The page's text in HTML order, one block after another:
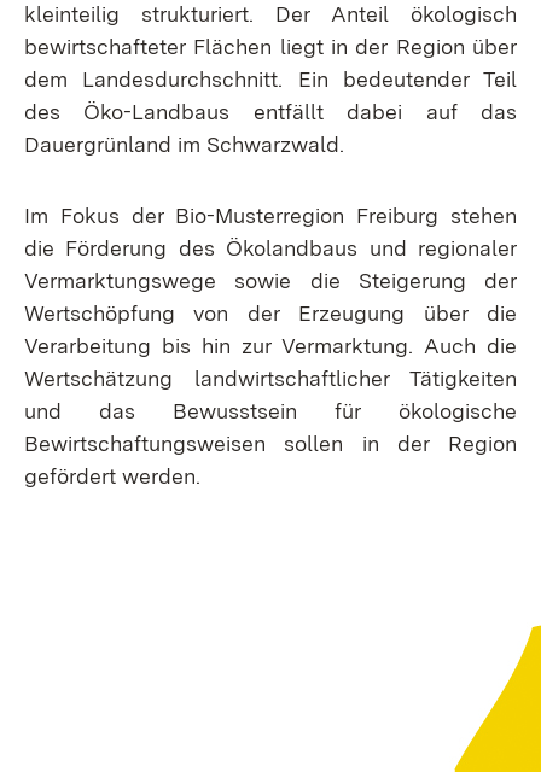
kleinteilig strukturiert. Der Anteil ökologisch
bewirtschafteter Flächen liegt in der Region über
dem Landesdurchschnitt. Ein bedeutender Teil
des Öko-Landbaus entfällt dabei auf das
Dauergrünland im Schwarzwald.
Im Fokus der Bio-Musterregion Freiburg stehen
die Förderung des Ökolandbaus und regionaler
Vermarktungswege sowie die Steigerung der
Wertschöpfung von der Erzeugung über die
Verarbeitung bis hin zur Vermarktung. Auch die
Wertschätzung landwirtschaftlicher Tätigkeiten
und das Bewusstsein für ökologische
Bewirtschaftungsweisen sollen in der Region
gefördert werden.